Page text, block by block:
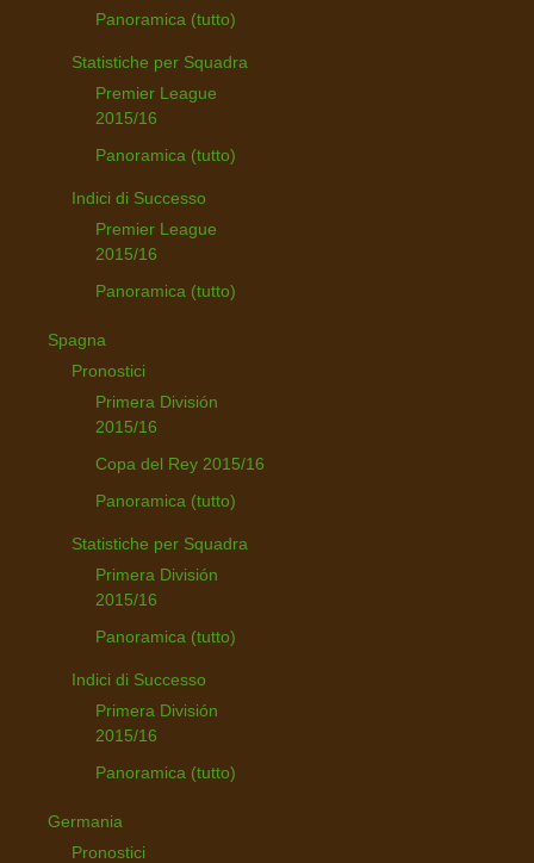
Panoramica (tutto)
Statistiche per Squadra
Premier League
2015/16
Panoramica (tutto)
Indici di Successo
Premier League
2015/16
Panoramica (tutto)
Spagna
Pronostici
Primera División
2015/16
Copa del Rey 2015/16
Panoramica (tutto)
Statistiche per Squadra
Primera División
2015/16
Panoramica (tutto)
Indici di Successo
Primera División
2015/16
Panoramica (tutto)
Germania
Pronostici